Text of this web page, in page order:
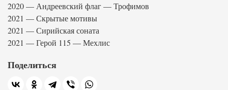
2020 — Андреевский флаг — Трофимов
2021 — Скрытые мотивы
2021 — Сирийская соната
2021 — Герой 115 — Мехлис
Поделиться